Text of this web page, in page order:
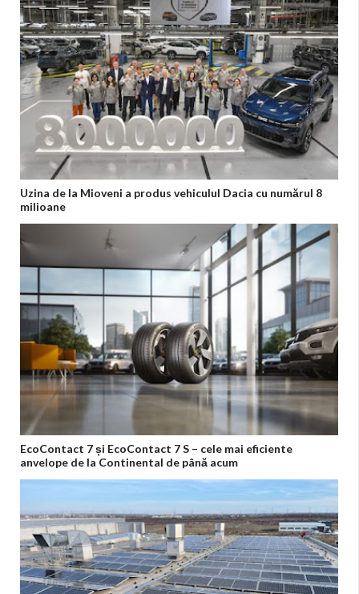
Uzina de la Mioveni a produs vehiculul Dacia cu numărul 8
milioane
EcoContact 7 și EcoContact 7 S – cele mai eficiente
anvelope de la Continental de până acum